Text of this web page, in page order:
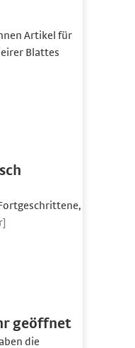
Artikel für
Blattes
geöffnet
die